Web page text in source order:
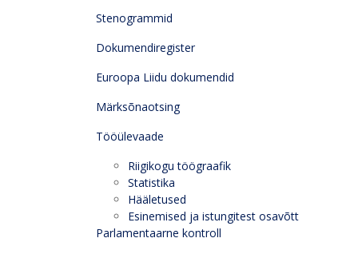
Stenogrammid
Dokumendiregister
Euroopa Liidu dokumendid
Märksõnaotsing
Tööülevaade
Riigikogu töögraafik
Statistika
Hääletused
Esinemised ja istungitest osavõtt
Parlamentaarne kontroll